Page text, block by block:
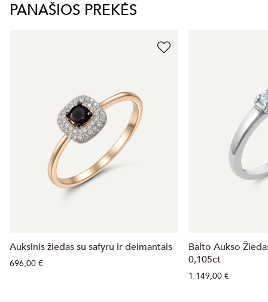
PANAŠIOS PREKĖS
Auksinis žiedas su safyru ir deimantais
696,00 €
Balto Aukso
0,105ct
1 149,00 €